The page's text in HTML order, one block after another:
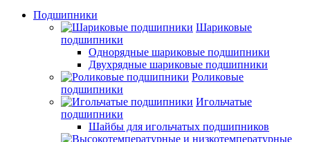
Подшипники
Шариковые
подшипники
Однорядные шариковые подшипники
Двухрядные шариковые подшипники
Роликовые
подшипники
Игольчатые
подшипники
Шайбы для игольчатых подшипников